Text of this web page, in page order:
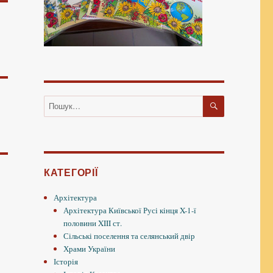
Пошук
за
ШУКАТИ
КАТЕГОРІЇ
Архітектура
Архітектура Київської Русі кінця X-1-ї
половини XIII ст.
Сільські поселення та селянський двір
Храми України
Історія